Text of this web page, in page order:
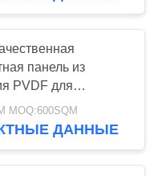
панель из
PVDF для
строительных
MOQ:600SQM
ДАННЫЕ